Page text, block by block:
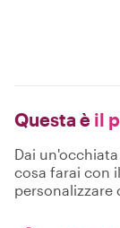
Questa è il
Dai
cosa farai con
personalizzare